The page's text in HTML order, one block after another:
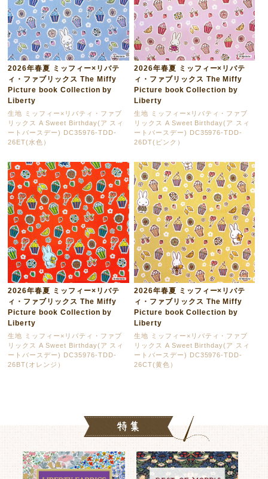
2026年春夏 ミッフィー×リバテ
ィ・ファブリックス The Miffy
Picture book Collection by
Liberty
生地 ミッフィー×リバティ・ファブ
リックス A Sweet Birthday(ア スィ
ートバースデー) DC35976-TDD-
26ET(水色）
2026年春夏 ミッフィー×リバテ
ィ・ファブリックス The Miffy
Picture book Collection by
Liberty
生地 ミッフィー×リバティ・ファブ
リックス A Sweet Birthday(ア スィ
ートバースデー) DC35976-TDD-
26DT(ピンク）
2026年春夏 ミッフィー×リバテ
ィ・ファブリックス The Miffy
Picture book Collection by
Liberty
生地 ミッフィー×リバティ・ファブ
リックス A Sweet Birthday(ア スィ
ートバースデー) DC35976-TDD-
26BT(オレンジ）
2026年春夏 ミッフィー×リバテ
ィ・ファブリックス The Miffy
Picture book Collection by
Liberty
生地 ミッフィー×リバティ・ファブ
リックス A Sweet Birthday(ア スィ
ートバースデー) DC35976-TDD-
26CT(黄色）